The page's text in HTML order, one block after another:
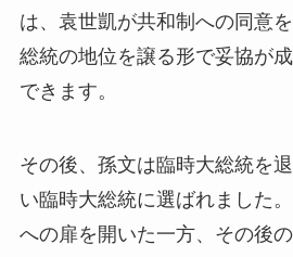
は、袁世凱が共和制への同意
総統の地位を譲る形で妥協が
できます。
その後、孫文は臨時大総統を
い臨時大総統に選ばれました
への扉を開いた一方、その後